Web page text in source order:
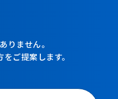
りません。
ご提案します。